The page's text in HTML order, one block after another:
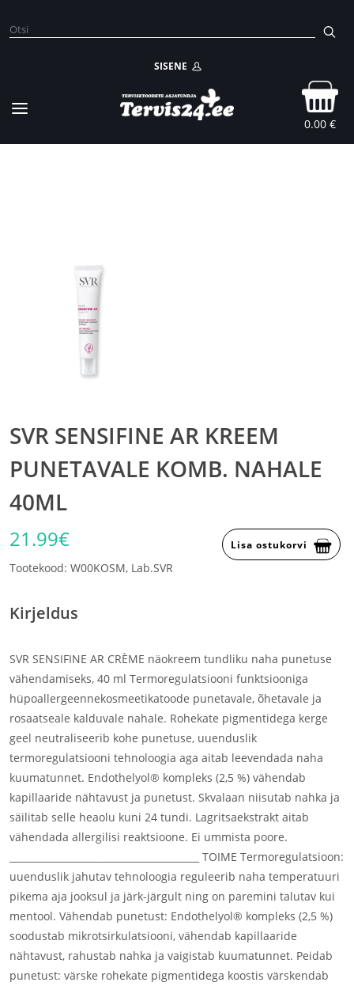
SISENE
0.00 €
SVR SENSIFINE AR KREEM
PUNETAVALE KOMB. NAHALE
40ML
21.99€ Lisa ostukorvi
Tootekood: W00KOSM, Lab.SVR
Kirjeldus
SVR SENSIFINE AR CRÈME näokreem tundliku naha punetuse
vähendamiseks, 40 ml Termoregulatsiooni funktsiooniga
hüpoallergeennekosmeetikatoode punetavale, õhetavale ja
rosaatseale kalduvale nahale. Rohekate pigmentidega kerge
geel neutraliseerib kohe punetuse, uuenduslik
termoregulatsiooni tehnoloogia aga aitab leevendada naha
kuumatunnet. Endothelyol® kompleks (2,5 %) vähendab
kapillaaride nähtavust ja punetust. Skvalaan niisutab nahka ja
säilitab selle heaolu kuni 24 tundi. Lagritsaekstrakt aitab
vähendada allergilisi reaktsioone. Ei ummista poore.
________________________________________ TOIME Termoregulatsioon:
uuenduslik jahutav tehnoloogia reguleerib naha temperatuuri
pikema aja jooksul ja järk-järgult ning on paremini talutav kui
mentool. Vähendab punetust: Endothelyol® kompleks (2,5 %)
soodustab mikrotsirkulatsiooni, vähendab kapillaaride
nähtavust, rahustab nahka ja vaigistab kuumatunnet. Peidab
punetust: värske rohekate pigmentidega koostis värskendab